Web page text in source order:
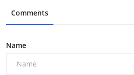
Comments
Name